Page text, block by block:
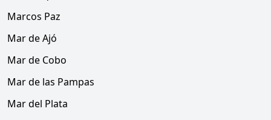
Marcos Paz
Mar de Ajó
Mar de Cobo
Mar de las Pampas
Mar del Plata